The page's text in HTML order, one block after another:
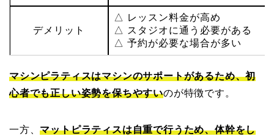
デメリット
△ レッスン料金が高め
△ スタジオに通う必要がある
△ 予約が必要な場合が多い
マシンピラティスはマシンのサポートがあるため、初
心者でも正しい姿勢を保ちやすいのが特徴です。
一方、マットピラティスは自重で行うため、体幹をし